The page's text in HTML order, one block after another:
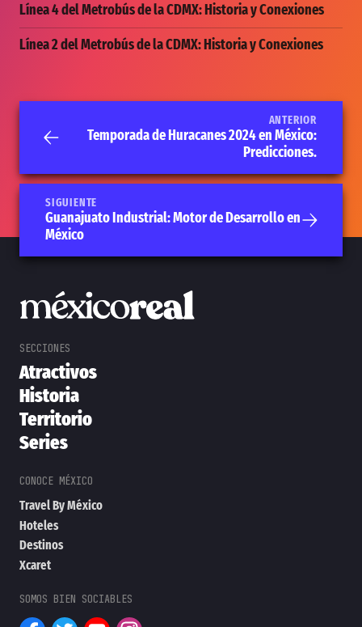
Línea 4 del Metrobús de la CDMX: Historia y Conexiones
Línea 2 del Metrobús de la CDMX: Historia y Conexiones
ANTERIOR
Temporada de Huracanes 2024 en México:
Predicciones.
SIGUIENTE
Guanajuato Industrial: Motor de Desarrollo en
México
Atractivos
Historia
Territorio
Series
Travel By México
Hoteles
Destinos
Xcaret